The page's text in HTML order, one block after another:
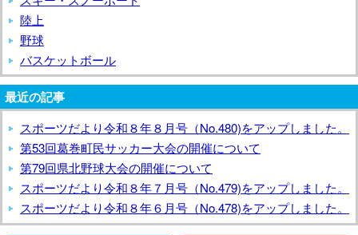
陸上
野球
バスケットボール
最近の記事
スポーツだより令和８年８月号（No.480)をアップしました。
第53回葛巻町民サッカー大会の開催について
第79回県北野球大会の開催について
スポーツだより令和８年７月号（No.479)をアップしました。
スポーツだより令和８年６月号（No.478)をアップしました。